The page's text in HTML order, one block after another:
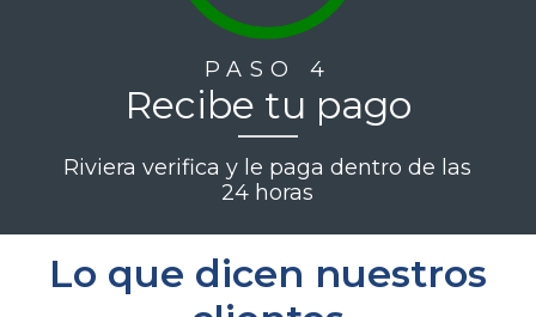
PASO 4
Recibe tu pago
Riviera verifica y le paga dentro de las
24 horas
Lo que dicen nuestros